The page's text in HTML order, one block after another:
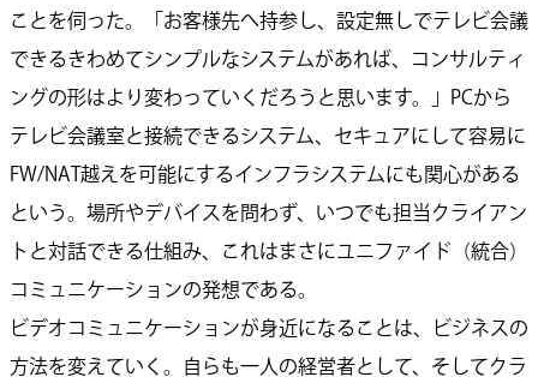
ことを伺った。「お客様先へ持参し、設定無しでテレビ会議
できるきわめてシンプルなシステムがあれば、コンサルティ
ングの形はより変わっていくだろうと思います。」PCから
テレビ会議室と接続できるシステム、セキュアにして容易に
FW/NAT越えを可能にするインフラシステムにも関心がある
という。場所やデバイスを問わず、いつでも担当クライアン
トと対話できる仕組み、これはまさにユニファイド（統合）
コミュニケーションの発想である。
ビデオコミュニケーションが身近になることは、ビジネスの
方法を変えていく。自らも一人の経営者として、そしてクラ